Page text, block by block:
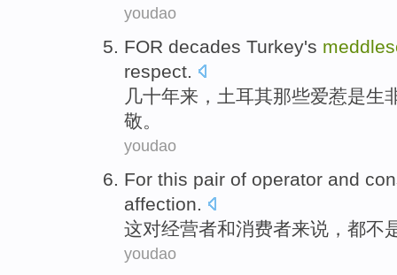
youdao
FOR decades Turkey's
respect.
几十年来， 土耳其那些爱惹是生
敬。
youdao
For this pair of operator and
affection.
这对经营者和消费者来说，都不
youdao